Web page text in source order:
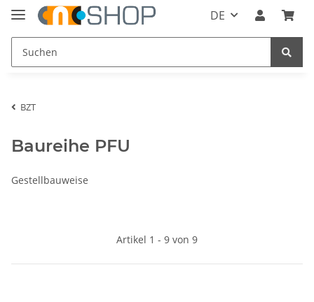
DE
BZT
Baureihe PFU
Gestellbauweise
Artikel 1 - 9 von 9